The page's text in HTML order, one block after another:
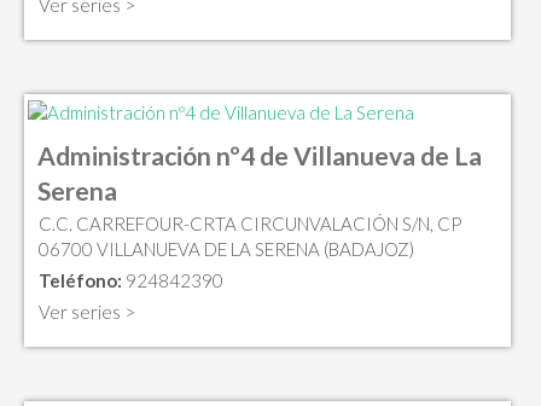
Ver series >
Administración nº4 de Villanueva de La
Serena
C.C. CARREFOUR-CRTA CIRCUNVALACIÓN S/N, CP
06700 VILLANUEVA DE LA SERENA (BADAJOZ)
Teléfono: 924842390
Ver series >